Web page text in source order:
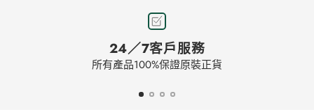
24／7客戶服務
所有產品100%保證原裝正貨